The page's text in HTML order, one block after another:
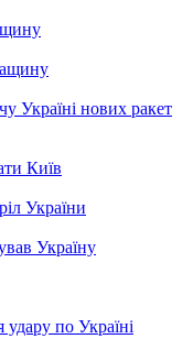
Україні нових ракет
Київ
України
Україну
по Україні